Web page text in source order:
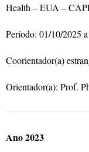
Health – EUA –
Período: 01/10/2025
Coorientador(a)
Orientador(a): Prof.
Ano 2023